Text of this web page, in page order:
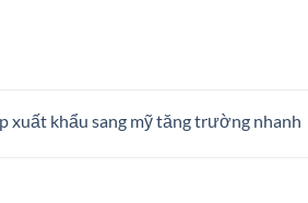
xuất khẩu sang mỹ tăng trường nhanh